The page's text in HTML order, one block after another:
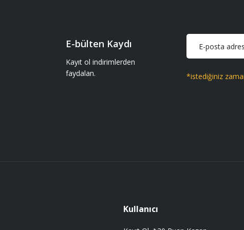
E-bülten Kaydı
Kayıt ol indirimlerden
faydalan.
*istediğiniz
Kullanıcı